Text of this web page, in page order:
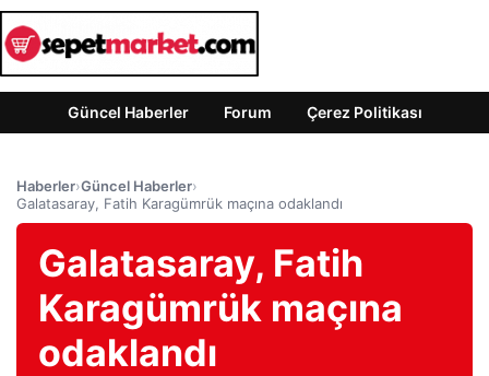
Güncel Haberler Forum Çerez Politikası
Haberler›Güncel Haberler›
Galatasaray, Fatih Karagümrük maçına odaklandı
Galatasaray, Fatih
Karagümrük maçına
odaklandı